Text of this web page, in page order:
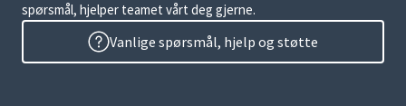
spørsmål, hjelper teamet vårt deg gjerne.
Vanlige spørsmål, hjelp og støtte